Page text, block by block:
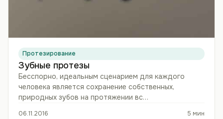
Протезирование
Зубные протезы
Бесспорно, идеальным сценарием для каждого
человека является сохранение собственных,
природных зубов на протяжении вс…
06.11.2016 5 мин